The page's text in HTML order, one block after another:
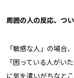
周囲の人の反応、つ
「敏感な人」の場合
「困っている人がい
に気を遣いがちなと